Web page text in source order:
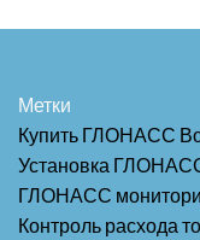
Метки
Купить ГЛОНАСС
Установка
ГЛОНАСС
Контроль расхода